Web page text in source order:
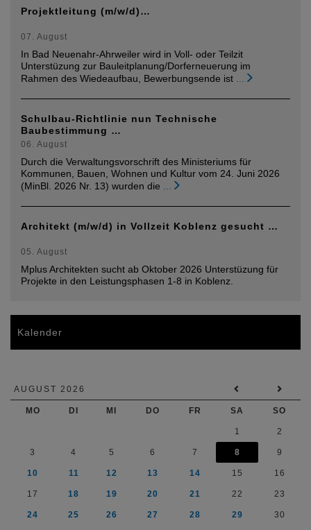
Projektleitung (m/w/d)…
07. August
In Bad Neuenahr-Ahrweiler wird in Voll- oder Teilzit
Unterstüzung zur Bauleitplanung/Dorferneuerung im
Rahmen des Wiedeaufbau, Bewerbungsende ist
Schulbau-Richtlinie nun Technische
Baubestimmung …
06. August
Durch die Verwaltungsvorschrift des Ministeriums für
Kommunen, Bauen, Wohnen und Kultur vom 24. Juni 2026
(MinBl. 2026 Nr. 13) wurden die
Architekt (m/w/d) in Vollzeit Koblenz gesucht …
05. August
Mplus Architekten sucht ab Oktober 2026 Unterstüzung für
Projekte in den Leistungsphasen 1-8 in Koblenz.
Kalender
AUGUST 2026
MO DI MI DO FR SA SO
1 2
3 4 5 6 7 8 9
10 11 12 13 14 15 16
17 18 19 20 21 22 23
24 25 26 27 28 29 30